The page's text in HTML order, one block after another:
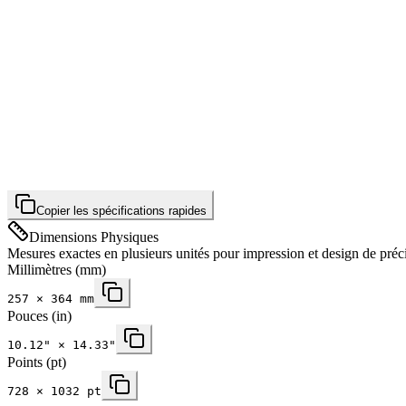
Copier les spécifications rapides
Dimensions Physiques
Mesures exactes en plusieurs unités pour impression et design de
Millimètres (mm)
257 × 364 mm
Pouces (in)
10.12 " × 14.33 "
Points (pt)
728 × 1032 pt